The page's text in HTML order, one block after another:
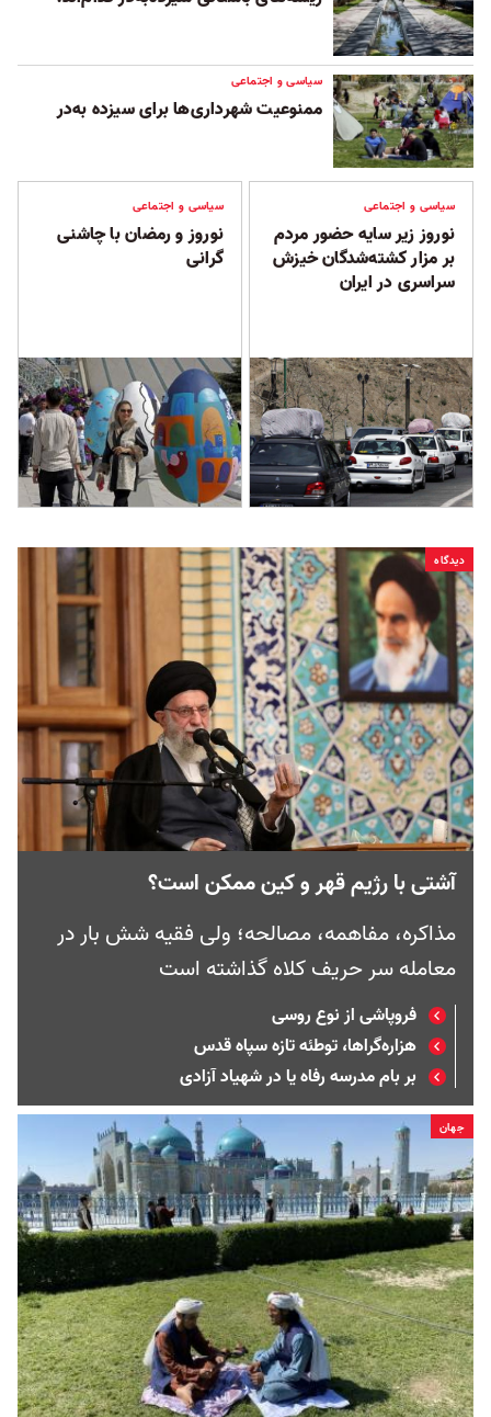
سیاسی و اجتماعی
ممنوعیت شهرداری‌ها برای سیزده به‌در
سیاسی و اجتماعی
نوروز زیر سایه حضور مردم
بر مزار کشته‌شدگان خیزش
سراسری در ایران
سیاسی و اجتماعی
نوروز و رمضان با چاشنی
گرانی
دیدگاه
آشتی با رژیم قهر و کین ممکن است؟
مذاکره، مفاهمه، مصالحه؛ ولی فقیه شش بار در
معامله سر حریف کلاه گذاشته است
فروپاشی از نوع روسی
هزاره‌گراها، توطئه تازه سپاه قدس
بر بام مدرسه رفاه یا در شهیاد آزادی
جهان